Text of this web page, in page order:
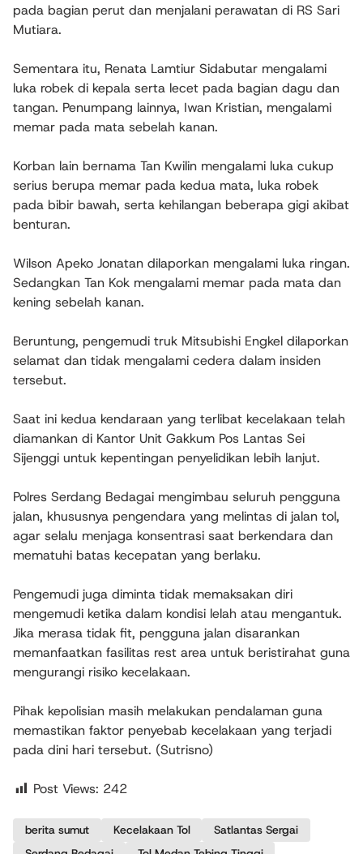
pada bagian perut dan menjalani perawatan di RS Sari
Mutiara.
Sementara itu, Renata Lamtiur Sidabutar mengalami
luka robek di kepala serta lecet pada bagian dagu dan
tangan. Penumpang lainnya, Iwan Kristian, mengalami
memar pada mata sebelah kanan.
Korban lain bernama Tan Kwilin mengalami luka cukup
serius berupa memar pada kedua mata, luka robek
pada bibir bawah, serta kehilangan beberapa gigi akibat
benturan.
Wilson Apeko Jonatan dilaporkan mengalami luka ringan.
Sedangkan Tan Kok mengalami memar pada mata dan
kening sebelah kanan.
Beruntung, pengemudi truk Mitsubishi Engkel dilaporkan
selamat dan tidak mengalami cedera dalam insiden
tersebut.
Saat ini kedua kendaraan yang terlibat kecelakaan telah
diamankan di Kantor Unit Gakkum Pos Lantas Sei
Sijenggi untuk kepentingan penyelidikan lebih lanjut.
Polres Serdang Bedagai mengimbau seluruh pengguna
jalan, khususnya pengendara yang melintas di jalan tol,
agar selalu menjaga konsentrasi saat berkendara dan
mematuhi batas kecepatan yang berlaku.
Pengemudi juga diminta tidak memaksakan diri
mengemudi ketika dalam kondisi lelah atau mengantuk.
Jika merasa tidak fit, pengguna jalan disarankan
memanfaatkan fasilitas rest area untuk beristirahat guna
mengurangi risiko kecelakaan.
Pihak kepolisian masih melakukan pendalaman guna
memastikan faktor penyebab kecelakaan yang terjadi
pada dini hari tersebut. (Sutrisno)
Post Views: 242
berita sumut Kecelakaan Tol
Satlantas Sergai